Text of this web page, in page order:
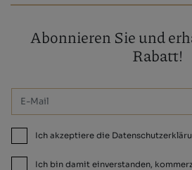
Abonnieren Sie und
Rabatt!
Ich akzeptiere die
Ich bin damit einverstanden,